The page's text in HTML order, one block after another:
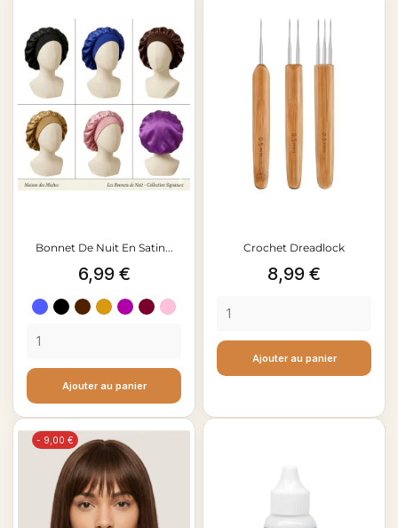
Bonnet De Nuit En Satin...
Prix
6,99 €
BleuNoirMarronDoréVioletRougeRose
Ajouter au panier
Crochet Dreadlock
Prix
8,99 €
Ajouter au panier
- 9,00 €